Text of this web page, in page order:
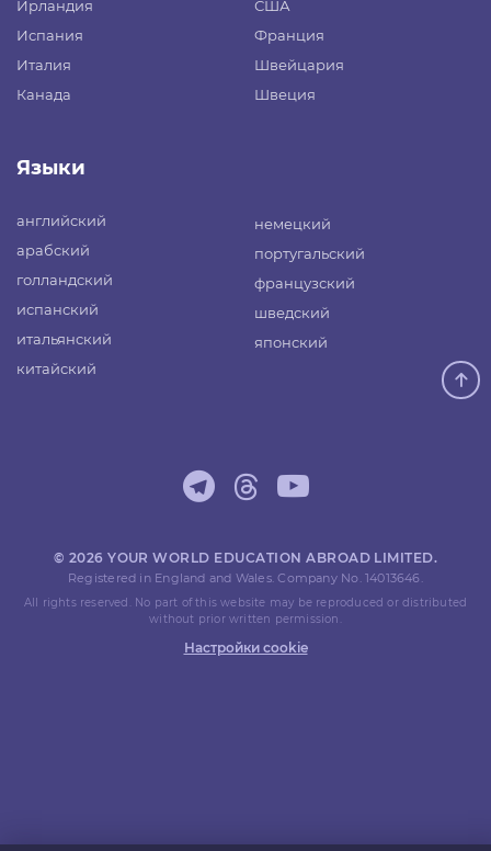
Ирландия
Испания
Италия
Канада
США
Франция
Швейцария
Швеция
Языки
английский
арабский
голландский
испанский
итальянский
китайский
немецкий
португальский
французский
шведский
японский
© 2026 YOUR WORLD EDUCATION ABROAD LIMITED.
Registered in England and Wales. Company No. 14013646.
All rights reserved. No part of this website may be reproduced or distributed
without prior written permission.
Настройки cookie